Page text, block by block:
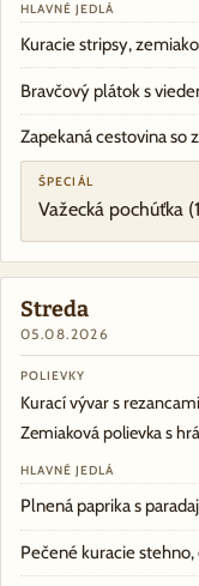
HLAVNÉ JEDLÁ
Kuracie stripsy,
Bravčový plátok s
Zapekaná cestovina so
ŠPECIÁL
Važecká pochúťka
Streda
05.08.2026
POLIEVKY
Kurací vývar s rezancami
Zemiaková polievka s
HLAVNÉ JEDLÁ
Plnená paprika s
Pečené kuracie stehno,